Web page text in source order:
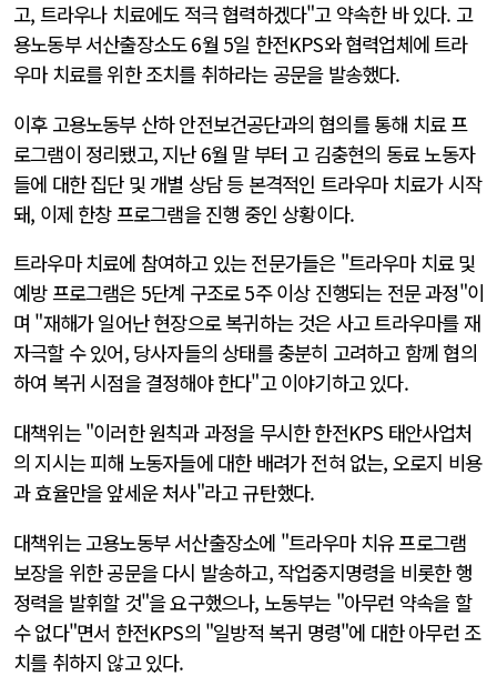
고, 트라우나 치료에도 적극 협력하겠다"고 약속한 바 있다. 고
용노동부 서산출장소도 6월 5일 한전KPS와 협력업체에 트라
우마 치료를 위한 조치를 취하라는 공문을 발송했다.
이후 고용노동부 산하 안전보건공단과의 협의를 통해 치료 프
로그램이 정리됐고, 지난 6월 말 부터 고 김충현의 동료 노동자
들에 대한 집단 및 개별 상담 등 본격적인 트라우마 치료가 시작
돼, 이제 한창 프로그램을 진행 중인 상황이다.
트라우마 치료에 참여하고 있는 전문가들은 "트라우마 치료 및
예방 프로그램은 5단계 구조로 5주 이상 진행되는 전문 과정"이
며 "재해가 일어난 현장으로 복귀하는 것은 사고 트라우마를 재
자극할 수 있어, 당사자들의 상태를 충분히 고려하고 함께 협의
하여 복귀 시점을 결정해야 한다"고 이야기하고 있다.
대책위는 "이러한 원칙과 과정을 무시한 한전KPS 태안사업처
의 지시는 피해 노동자들에 대한 배려가 전혀 없는, 오로지 비용
과 효율만을 앞세운 처사"라고 규탄했다.
대책위는 고용노동부 서산출장소에 "트라우마 치유 프로그램
보장을 위한 공문을 다시 발송하고, 작업중지명령을 비롯한 행
정력을 발휘할 것"을 요구했으나, 노동부는 "아무런 약속을 할
수 없다"면서 한전KPS의 "일방적 복귀 명령"에 대한 아무런 조
치를 취하지 않고 있다.